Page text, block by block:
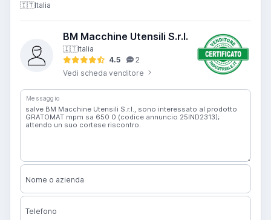
🇮🇹Italia
BM Macchine Utensili S.r.l.
🇮🇹Italia
4.5
2
Vedi scheda venditore
Messaggio
Nome o azienda
Telefono